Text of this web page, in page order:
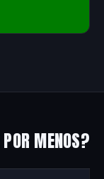
POR MENOS?